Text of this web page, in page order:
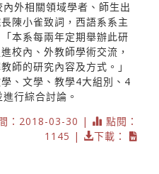
外相關領域學者、師生出
陳小雀致詞，西語系系主
本系每兩年定期舉辦此研
校內、外教師學術交流，
師的研究內容及方式。」
、文學、教學4大組別、4
行綜合討論。
：2018-03-30 |
點閱：
1145 |
下載：